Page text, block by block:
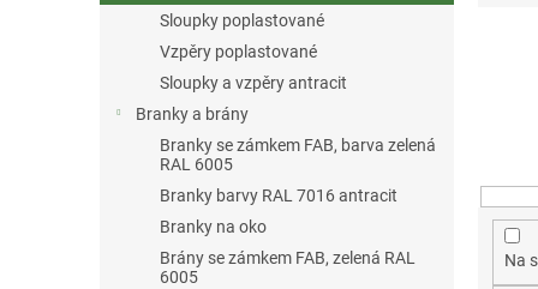
Sloupky poplastované
Vzpěry poplastované
Sloupky a vzpěry antracit
Branky a brány
Branky se zámkem FAB, barva zelená
RAL 6005
Branky barvy RAL 7016 antracit
Branky na oko
Brány se zámkem FAB, zelená RAL
6005
u
Na